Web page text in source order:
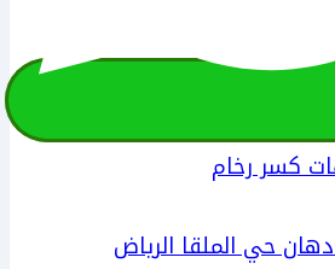
كسر رخام